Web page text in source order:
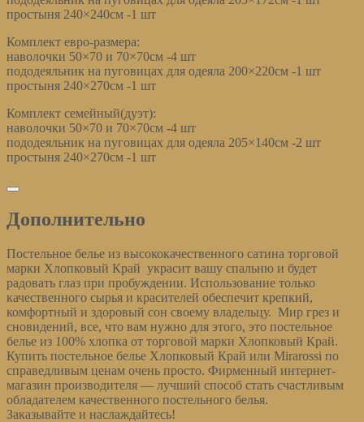
простыня 240×240см -1 шт
Комплект евро-размера:
наволочки 50×70 и 70×70см -4 шт
пододеяльник на пуговицах для одеяла 200×220см -1 шт
простыня 240×270см -1 шт
Комплект семейный(дуэт):
наволочки 50×70 и 70×70см -4 шт
пододеяльник на пуговицах для одеяла 205×140см -2 шт
простыня 240×270см -1 шт
Дополнительно
Постельное белье из высококачественного сатина торговой
марки Хлопковый Край украсит вашу спальню и будет
радовать глаз при пробуждении. Использование только
качественного сырья и красителей обеспечит крепкий,
комфортный и здоровый сон своему владельцу. Мир грез и
сновидений, все, что вам нужно для этого, это постельное
белье из 100% хлопка от торговой марки Хлопковый Край.
Купить постельное белье Хлопковый Край или Mirarossi по
справедливым ценам очень просто. Фирменный интернет-
магазин производителя — лучший способ стать счастливым
обладателем качественного постельного белья.
Заказывайте и наслаждайтесь!